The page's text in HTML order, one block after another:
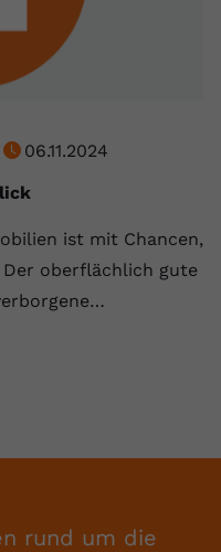
06.11.2024
ist mit Chancen,
Der oberflächlich gute
rund um die